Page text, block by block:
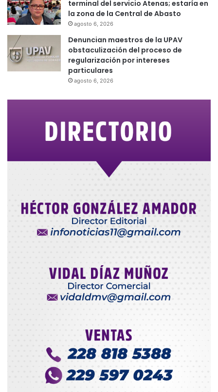
terminal del servicio Atenas; estaría en
la zona de la Central de Abasto
agosto 6, 2026
Denuncian maestros de la UPAV
obstaculización del proceso de
regularización por intereses
particulares
agosto 6, 2026